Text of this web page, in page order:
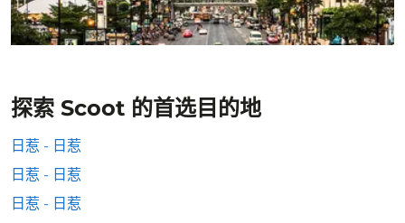
探索 Scoot 的首选目的地
日惹 - 日惹
日惹 - 日惹
日惹 - 日惹